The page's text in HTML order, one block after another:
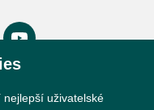
uživatelské